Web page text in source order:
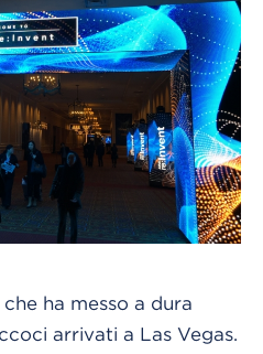
ha messo a dura
arrivati a Las Vegas.